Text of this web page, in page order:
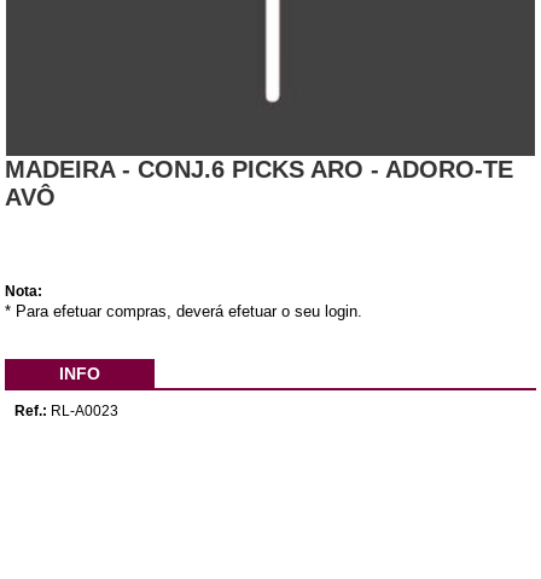
MADEIRA - CONJ.6 PICKS ARO - ADORO-TE
AVÔ
Nota:
* Para efetuar compras, deverá efetuar o seu login.
INFO
Ref.: RL-A0023